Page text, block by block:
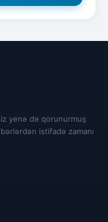
yenə də qorunurmuş
istifadə zamanı